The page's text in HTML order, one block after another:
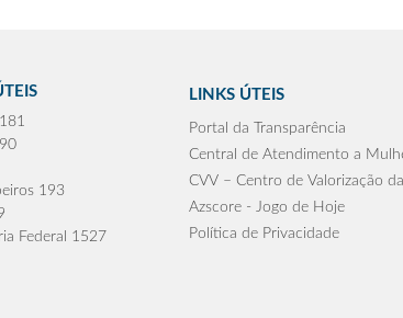
193
Federal 1527
LINKS ÚTEIS
Portal da Transparência
Central de Atendimento a
CVV – Centro de Valorização
Azscore - Jogo de Hoje
Política de Privacidade